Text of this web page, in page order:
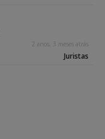
2 anos, 3 meses atrás
Juristas